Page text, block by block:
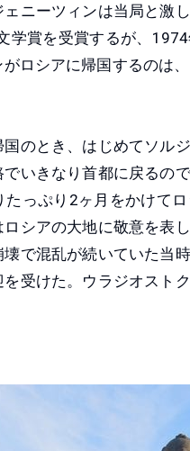
ニーツィンは当局と激
学賞を受賞するが、
ロシアに帰国するのは
のとき、はじめてソル
いきなり首都に戻るの
っぷり2ヶ月をかけて
シアの大地に敬意を表
で混乱が続いていた当
受けた。ウラジオスト